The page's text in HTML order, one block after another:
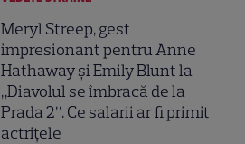
Meryl Streep, gest
impresionant pentru Anne
Hathaway și Emily Blunt la
„Diavolul se îmbracă de la
Prada 2”. Ce salarii ar fi primit
actrițele